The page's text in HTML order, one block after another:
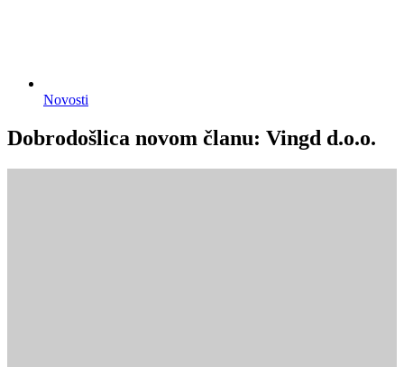
Novosti
Dobrodošlica novom članu: Vingd d.o.o.